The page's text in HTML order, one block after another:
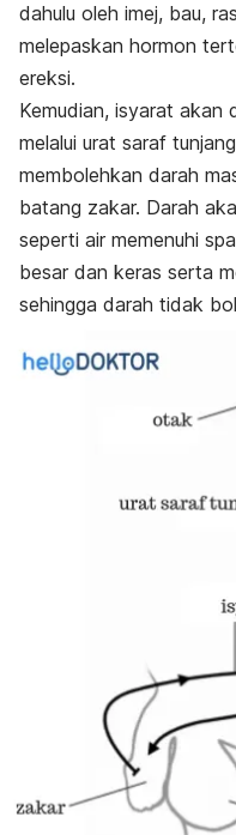
dahulu oleh imej, bau,
melepaskan hormon
ereksi.
Kemudian, isyarat akan
melalui urat saraf
membolehkan darah
batang zakar. Darah
seperti air memenuhi
besar dan keras serta
sehingga darah tidak